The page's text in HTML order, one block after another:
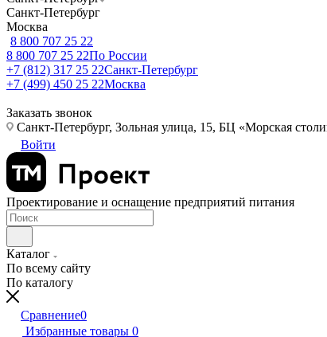
Санкт-Петербург
Москва
8 800 707 25 22
8 800 707 25 22По России
+7 (812) 317 25 22Санкт-Петербург
+7 (499) 450 25 22Москва
Заказать звонок
Санкт-Петербург, Зольная улица, 15, БЦ «Морская
Войти
Проектирование и оснащение предприятий питания
Каталог
По всему сайту
По каталогу
Сравнение0
Избранные товары 0